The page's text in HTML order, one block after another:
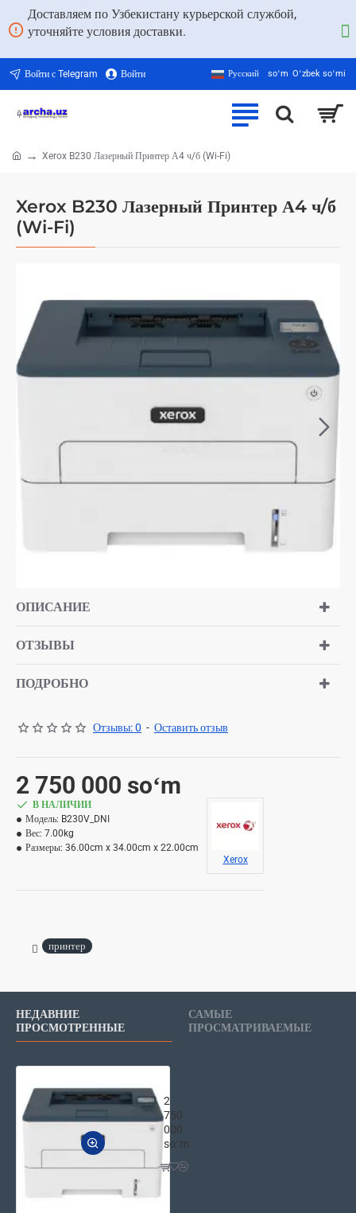
Доставляем по Узбекистану курьерской службой,
уточняйте условия доставки.
Войти с Telegram Войти Русский soʻm Oʻzbek soʻmi
Xerox B230 Лазерный Принтер А4 ч/б
(Wi-Fi)
Xerox B230 Лазерный Принтер А4 ч/б (Wi-Fi)
ОПИСАНИЕ
ОТЗЫВЫ
ПОДРОБНО
Отзывы: 0 - Оставить отзыв
2 750 000 soʻm
В НАЛИЧИИ
Модель: B230V_DNI
Вес: 7.00kg
Размеры: 36.00cm x 34.00cm x 22.00cm
Xerox
принтер
НЕДАВНИЕ
ПРОСМОТРЕННЫЕ
САМЫЕ
ПРОСМАТРИВАЕМЫЕ
2
750
000
soʻm